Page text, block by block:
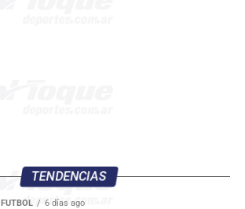
TENDENCIAS
FÚTBOL 6 días ago